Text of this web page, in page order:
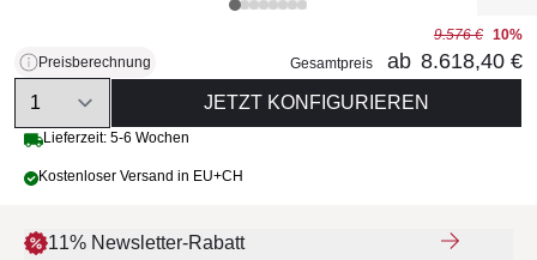
Preisberechnung
9.576 € 10%
Gesamtpreis
ab 8.618,40 €
Quantity
JETZT KONFIGURIEREN
Lieferzeit: 5-6 Wochen
Kostenloser Versand in EU+CH
11% Newsletter-Rabatt